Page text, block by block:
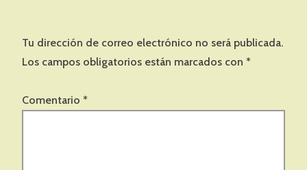
Tu dirección de correo electrónico no será publicada.
Los campos obligatorios están marcados con *
Comentario *